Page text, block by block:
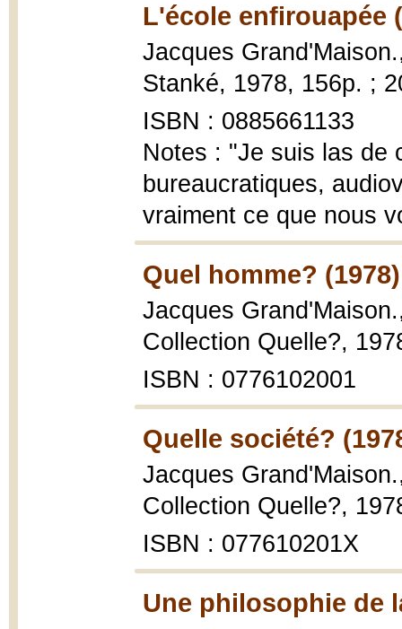
L'école enfirouapée
Jacques
Stanké, 1978, 156p. ;
ISBN : 0885661133
Notes : "Je suis las de
bureaucratiques,
vraiment ce que nous
Quel homme? (1978)
Jacques
Collection Quelle?,
ISBN : 0776102001
Quelle société?
Jacques
Collection Quelle?,
ISBN : 077610201X
Une philosophie de